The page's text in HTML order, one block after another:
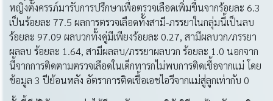
หญิงตั้งครรภ์มารับการปรึกษาเพื่อตรวจเลือดเพิ่มขึ้นจากร้อยละ 6.3
เป็นร้อยละ 77.5 ผลการตรวจเลือดทั้งสามี-ภรรยาในกลุ่มนี้เป็นลบ
ร้อยละ 97.09 ผลบวกทั้งคู่มีเพียงร้อยละ 0.27, สามีผลบวก/ภรรยา
ผลลบ ร้อยละ 1.64, สามีผลลบ/ภรรยาผลบวก ร้อยละ 1.0 นอกจาก
นี้จากการติดตามตรวจเลือดในเด็กทารกไม่พบการติดเชื้อจากแม่ โดย
ข้อมูล 3 ปีย้อนหลัง อัตราการติดเชื้อเอชไอวีจากแม่สู่ลูกเท่ากับ 0